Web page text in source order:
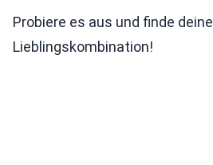
Probiere es aus und finde deine
Lieblingskombination!